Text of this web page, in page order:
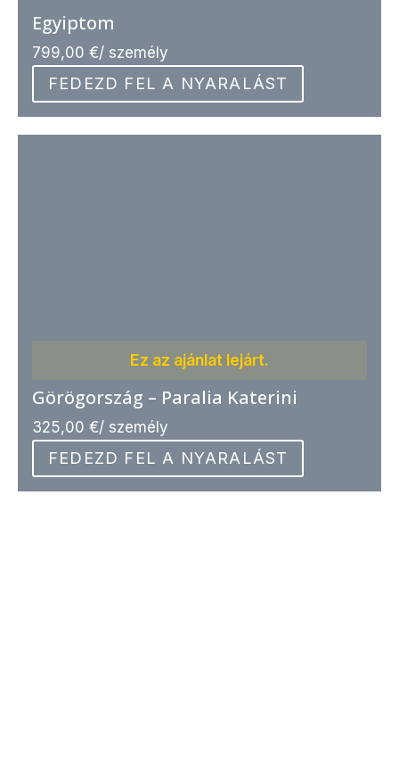
Egyiptom
799,00 €/ személy
FEDEZD FEL A NYARALÁST
Ez az ajánlat lejárt.
Görögország – Paralia Katerini
325,00 €/ személy
FEDEZD FEL A NYARALÁST